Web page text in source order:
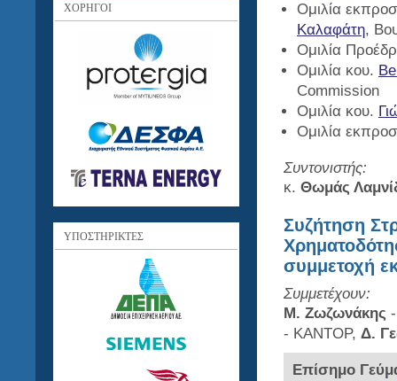
ΧΟΡΗΓΟΙ
ΥΠΟΣΤΗΡΙΚΤΕΣ
Ομιλία
Καλαφάτη,
Ομιλία
Ομιλία κου.
Commission
Ομιλία κου.
Ομιλία
Συντονιστής:
κ. Θωμάς
Συζήτηση
συμμετοχή
Συμμετέχουν:
Μ. Ζωζωνάκης
- ΚΑΝΤΟΡ, Δ.
Επίσημο